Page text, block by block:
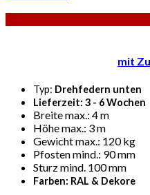
mit
Typ: Drehfedern unten
Lieferzeit: 3 - 6 Wochen
Breite max.: 4 m
Höhe max.: 3 m
Gewicht max.: 120 kg
Pfosten mind.: 90 mm
Sturz mind. 100 mm
Farben: RAL & Dekore